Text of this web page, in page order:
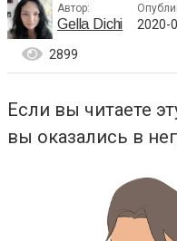
Автор:
Gella Dichi 2020-
2899
Если вы читаете
вы оказались в